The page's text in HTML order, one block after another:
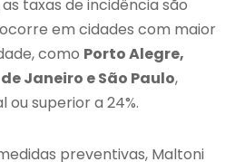
taxas de incidência são
em cidades com maior
como Porto Alegre,
Janeiro e São Paulo,
ou superior a 24%.
preventivas, Maltoni